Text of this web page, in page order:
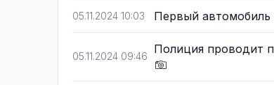
05.11.2024 10:03 Первый автомобиль
05.11.2024 09:46
Полиция проводит